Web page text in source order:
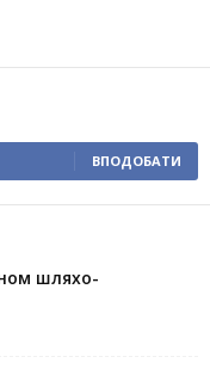
ВПОДОБАТИ
шляхо-